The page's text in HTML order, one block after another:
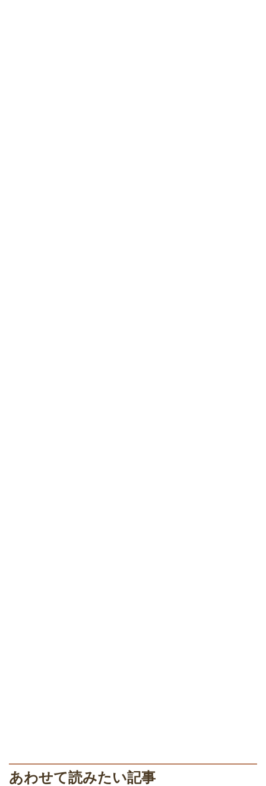
あわせて読みたい記事